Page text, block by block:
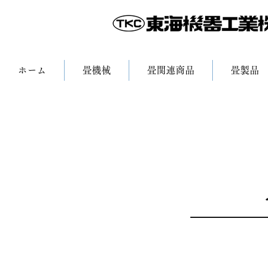
ホーム 畳機械 畳関連商品 畳製品